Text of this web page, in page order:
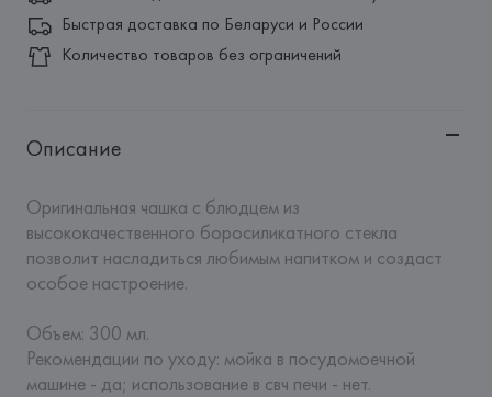
Быстрая доставка по Беларуси и России
Количество товаров без ограничений
Описание
Оригинальная чашка с блюдцем из
высококачественного боросиликатного стекла
позволит насладиться любимым напитком и создаст
особое настроение.
Объем: 300 мл.
Рекомендации по уходу: мойка в посудомоечной
машине - да; использование в свч печи - нет.